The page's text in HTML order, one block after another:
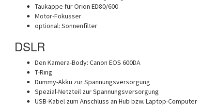
Taukappe für Orion ED80/600
Motor-Fokusser
optional: Sonnenfilter
DSLR
Den Kamera-Body: Canon EOS 600DA
T-Ring
Dummy-Akku zur Spannungsversorgung
Spezial-Netzteil zur Spannungsversorgung
USB-Kabel zum Anschluss an Hub bzw. Laptop-Computer